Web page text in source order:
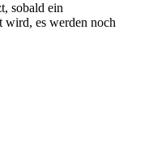
sobald ein
wird, es werden noch